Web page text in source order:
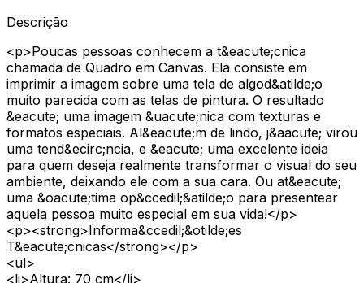
Descrição
<p>Poucas pessoas conhecem a t&eacute;cnica
chamada de Quadro em Canvas. Ela consiste em
imprimir a imagem sobre uma tela de algod&atilde;o
muito parecida com as telas de pintura. O resultado
&eacute; uma imagem &uacute;nica com texturas e
formatos especiais. Al&eacute;m de lindo, j&aacute; virou
uma tend&ecirc;ncia, e &eacute; uma excelente ideia
para quem deseja realmente transformar o visual do seu
ambiente, deixando ele com a sua cara. Ou at&eacute;
uma &oacute;tima op&ccedil;&atilde;o para presentear
aquela pessoa muito especial em sua vida!</p>
<p><strong>Informa&ccedil;&otilde;es
T&eacute;cnicas</strong></p>
<ul>
<li>Altura: 70 cm</li>